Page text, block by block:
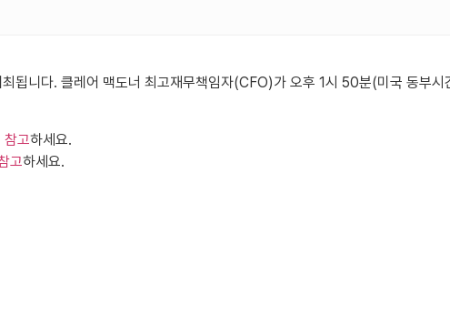
니다. 클레어 맥도너 최고재무책임자(CFO)가 오후 1시 50분(미국 동부
참고하세요.
고하세요.